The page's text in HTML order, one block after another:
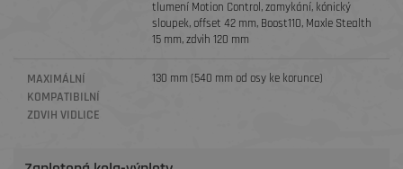
tlumení Motion Control, zamykání, kónický
sloupek, offset 42 mm, Boost110, Maxle Stealth
15 mm, zdvih 120 mm
MAXIMÁLNÍ
KOMPATIBILNÍ
ZDVIH VIDLICE
130 mm (540 mm od osy ke korunce)